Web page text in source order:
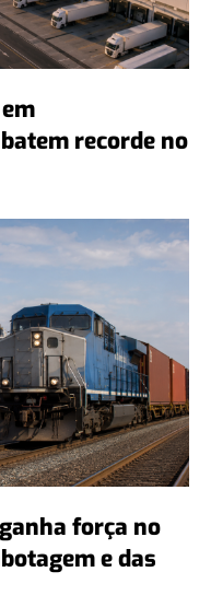
recorde no
força no
e das